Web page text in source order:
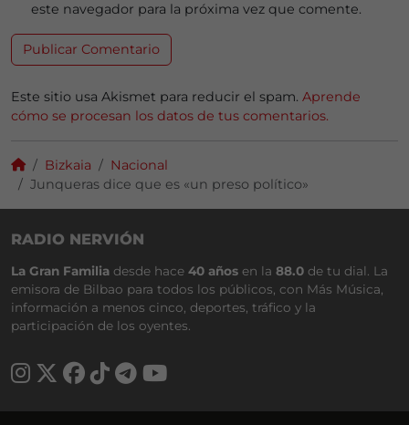
este navegador para la próxima vez que comente.
Este sitio usa Akismet para reducir el spam. Aprende
cómo se procesan los datos de tus comentarios.
Bizkaia
Nacional
Junqueras dice que es «un preso político»
RADIO NERVIÓN
La Gran Familia desde hace 40 años en la 88.0 de tu dial. La
emisora de Bilbao para todos los públicos, con Más Música,
información a menos cinco, deportes, tráfico y la
participación de los oyentes.